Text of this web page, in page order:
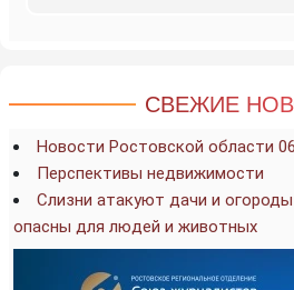
СВЕЖИЕ
Новости Ростовской области
Перспективы недвижимости
Слизни атакуют дачи и
опасны для людей и животных